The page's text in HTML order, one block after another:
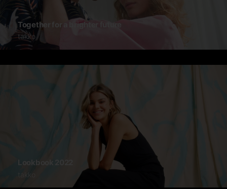
Together for a brighter future
takko
Lookbook 2022